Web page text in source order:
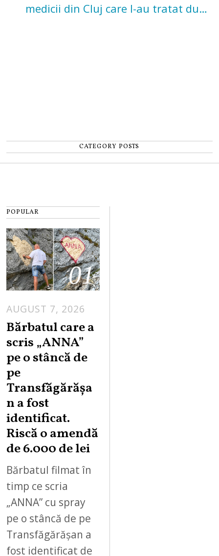
medicii din Cluj care l-au tratat după
CATEGORY POSTS
POPULAR
01
AUGUST 7, 2026
Bărbatul care a
scris „ANNA”
pe o stâncă de
pe
Transfăgărășa
n a fost
identificat.
Riscă o amendă
de 6.000 de lei
Bărbatul filmat în
timp ce scria
„ANNA” cu spray
pe o stâncă de pe
Transfăgărășan a
fost identificat de